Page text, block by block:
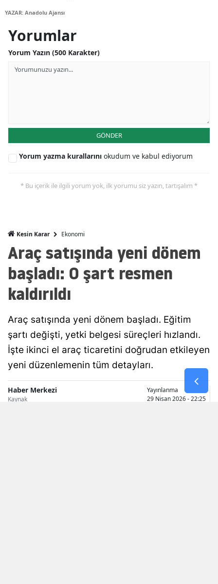
Mersin
Kayseri
Kırklareli
Kocaeli
Konya
Malatya
Manisa
YAZAR: Anadolu Ajansı
Yorumlar
Yorum Yazın (500 Karakter)
GÖNDER
Yorum yazma kurallarını okudum ve kabul ediyorum
* Bu içerik ile ilgili yorum yok, ilk yorumu siz yazın, tartışalım *
Kesin Karar Ekonomi
Araç satışında yeni dönem
başladı: O şart resmen
kaldırıldı
Araç satışında yeni dönem başladı. Eğitim
şartı değişti, yetki belgesi süreçleri hızlandı.
İşte ikinci el araç ticaretini doğrudan etkileyen
yeni düzenlemenin tüm detayları.
Haber Merkezi
Kaynak
Yayınlanma
29 Nisan 2026 - 22:25